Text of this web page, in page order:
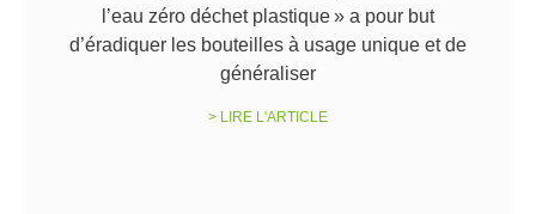
l’eau zéro déchet plastique » a pour but
d’éradiquer les bouteilles à usage unique et de
généraliser
> LIRE L'ARTICLE